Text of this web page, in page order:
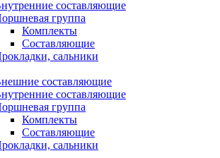
составляющие
группа
Комплекты
Составляющие
сальники
составляющие
составляющие
группа
Комплекты
Составляющие
сальники